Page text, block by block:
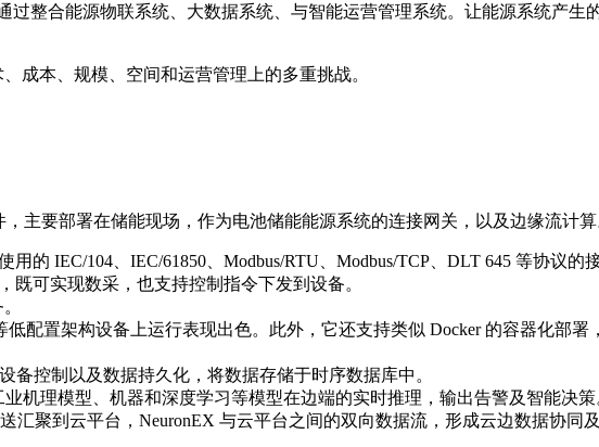
整合能源物联系统、大数据系统、与智能运营管理系统。让能源系统产生
成本、规模、空间和运营管理上的多重挑战。
主要部署在储能现场，作为电池储能能源系统的连接网关，以及边缘流计算
的 IEC/104、IEC/61850、Modbus/RTU、Modbus/TCP、DLT 645 等协议的
既可实现数采，也支持控制指令下发到设备。
配置架构设备上运行表现出色。此外，它还支持类似 Docker 的容器化部署
备控制以及数据持久化，将数据存储于时序数据库中。
机理模型、机器和深度学习等模型在边端的实时推理，输出告警及智能决策
汇聚到云平台，NeuronEX 与云平台之间的双向数据流，形成云边数据协同